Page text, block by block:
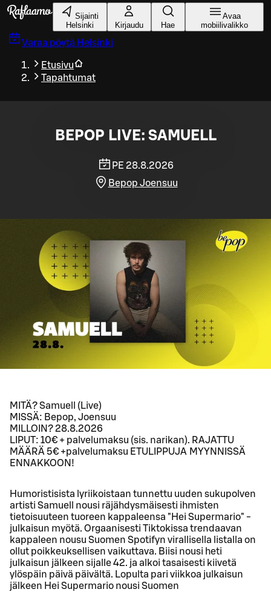
Siirry pääsisältöön
Sijainti
Helsinki
Kirjaudu Hae
Avaa
mobiilivalikko
Varaa pöytä Helsinki
Etusivu
Tapahtumat
BEPOP LIVE: SAMUELL
PE 28.8.2026
Bepop Joensuu
MITÄ? Samuell (Live)
MISSÄ: Bepop, Joensuu
MILLOIN? 28.8.2026
LIPUT: 10€ + palvelumaksu (sis. narikan). RAJATTU
MÄÄRÄ 5€ +palvelumaksu ETULIPPUJA MYYNNISSÄ
ENNAKKOON!
Humoristisista lyriikoistaan tunnettu uuden sukupolven
artisti Samuell nousi räjähdysmäisesti ihmisten
tietoisuuteen tuoreen kappaleensa "Hei Supermario" -
julkaisun myötä. Orgaanisesti Tiktokissa trendaavan
kappaleen nousu Suomen Spotifyn virallisella listalla on
ollut poikkeuksellisen vaikuttava. Biisi nousi heti
julkaisun jälkeen sijalle 42. ja alkoi tasaisesti kiivetä
ylöspäin päivä päivältä. Lopulta pari viikkoa julkaisun
jälkeen Hei Supermario nousi Suomen